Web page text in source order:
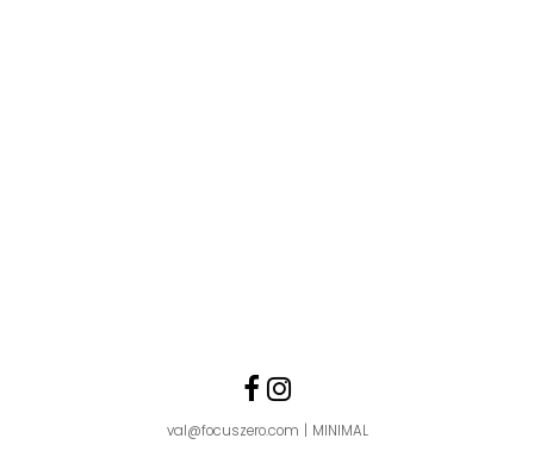
val@focuszero.com MINIMAL
Like us on
Follow us on